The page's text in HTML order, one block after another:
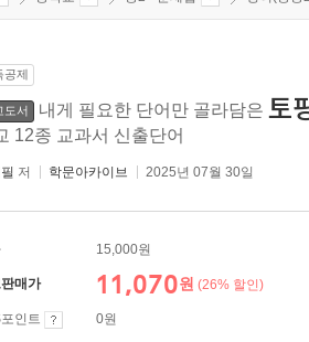
공제
도서 내게 필요한 단어만 골라담은 토
12종 교과서 신출단어
저 학문아카이브 2025년 07월 30일
15,000원
매가 11,070원 (26% 할인)
인트 0원